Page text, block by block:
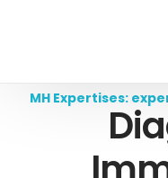
MH Expertises: